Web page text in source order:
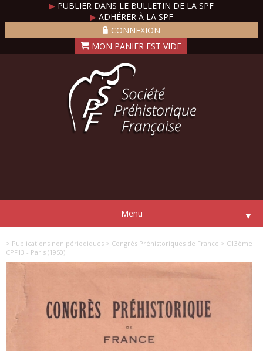
▶ PUBLIER DANS LE BULLETIN DE LA SPF
▶ADHÉRER À LA SPF
CONNEXION
Menu ▼
> Publications non périodiques > Congrès Préhistoriques de France > C13ème
CPF13 - Paris (1950)